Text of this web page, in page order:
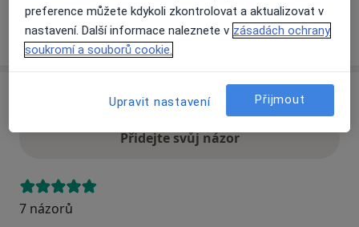
Více
Přidejte svůj názor
7 názorů
preference můžete kdykoli zkontrolovat a aktualizovat v
nastavení. Další informace naleznete v zásadách ochrany
soukromí a souborů cookie.
Upravit nastavení Přijmout